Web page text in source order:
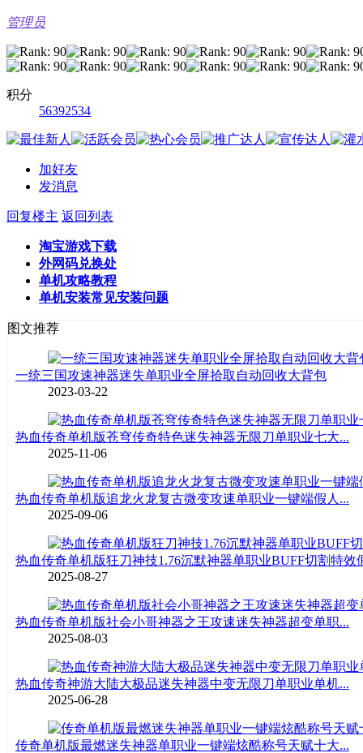
管理员
积分
56392534
加好友
发消息
回复楼主 返回列表
淘宝游戏下载
外网码兑换处
单机攻略教程
单机安装常见安装问题
图文推荐
一统三国攻速神器迷失单职业全屏拾取自动回收大背包
2023-03-22
热血传奇单机版苍穹传奇特色迷失神器无限刀单职业七大...
2025-11-06
热血传奇单机版追龙火龙复古微变攻速单职业一键端假人...
2025-09-06
热血传奇单机版狂刀神技1.76沉默神器单职业BUFF切割特效
2025-08-27
热血传奇单机版社会小哥神器之王攻速迷失神器超变单职...
2025-08-03
热血传奇神游大陆大极品迷失神器中变无限刀单职业单机...
2025-06-28
传奇单机版最燃迷失神器单职业一键端炫酷称号天赋十大...